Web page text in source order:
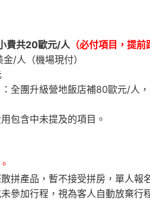
費共20歐元/人 （必付項目 ，提前
/人（機場現付）
全團升級營地飯店補80歐元/人
包含中未提及的項目。
拼產品，暫不接受拼房，單人報
參加行程，視為客人自動放棄